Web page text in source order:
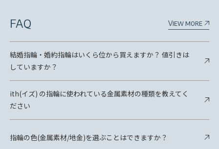
FAQ View more
結婚指輪・婚約指輪はいくら位から買えますか？ 値引きは
していますか？
ith(イズ) の指輪に使われている金属素材の種類を教えてく
ださい
指輪の色(金属素材/地金)を選ぶことはできますか？